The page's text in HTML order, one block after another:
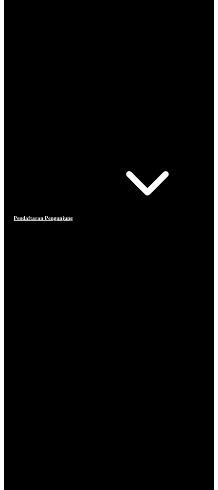
Pendaftaran Pengunjung